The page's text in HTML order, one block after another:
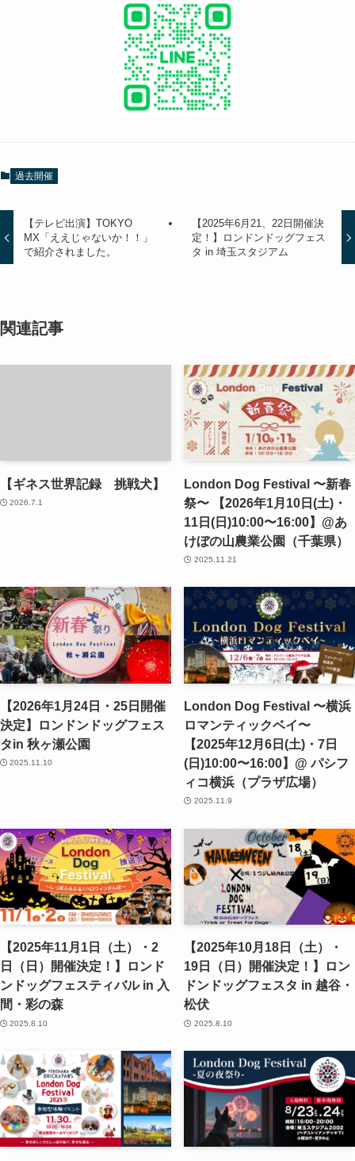
過去開催
【テレビ出演】TOKYO
MX「ええじゃないか！！」
で紹介されました。
【2025年6月21、22日開催決
定！】ロンドンドッグフェス
タ in 埼玉スタジアム
関連記事
【ギネス世界記録 挑戦犬】
2026.7.1
London Dog Festival 〜新春
祭〜 【2026年1月10日(土)・
11日(日)10:00〜16:00】@あ
けぼの山農業公園（千葉県）
2025.11.21
【2026年1月24日・25日開催
決定】ロンドンドッグフェス
タin 秋ヶ瀬公園
2025.11.10
London Dog Festival 〜横浜
ロマンティックベイ〜
【2025年12月6日(土)・7日
(日)10:00〜16:00】@ パシフ
ィコ横浜（プラザ広場）
2025.11.9
【2025年11月1日（土）・2
日（日）開催決定！】ロンド
ンドッグフェスティバル in 入
間・彩の森
2025.8.10
【2025年10月18日（土）・
19日（日）開催決定！】ロン
ドンドッグフェスタ in 越谷・
松伏
2025.8.10